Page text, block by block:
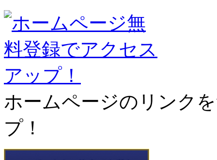
ホームページのリンク
プ！